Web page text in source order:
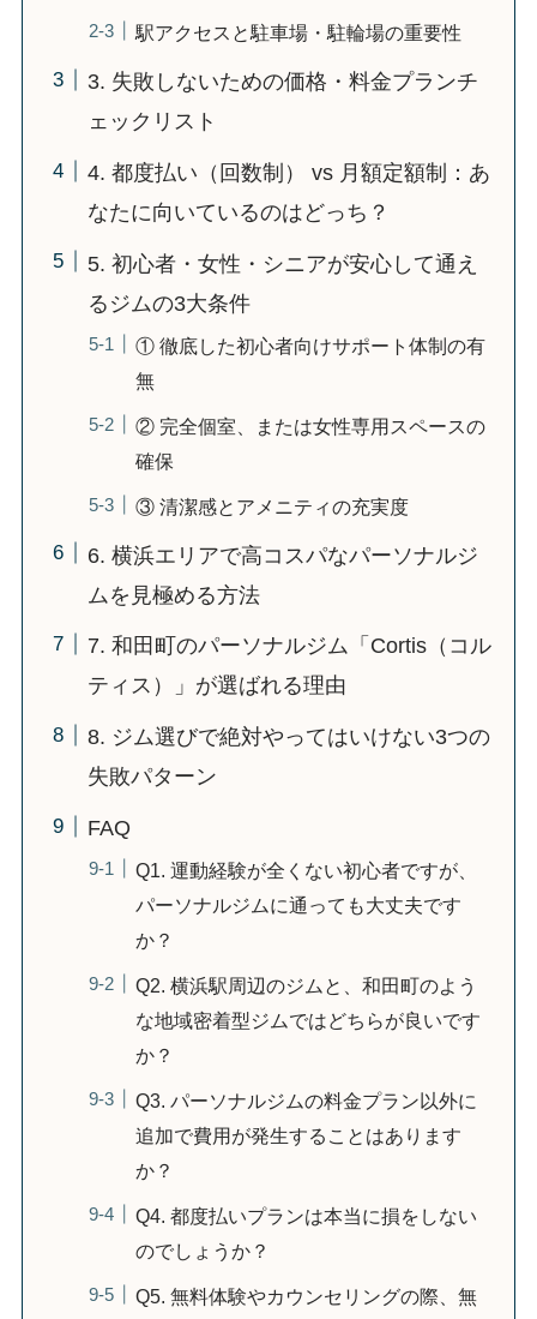
駅アクセスと駐車場・駐輪場の重要性
3. 失敗しないための価格・料金プランチ
ェックリスト
4. 都度払い（回数制） vs 月額定額制：あ
なたに向いているのはどっち？
5. 初心者・女性・シニアが安心して通え
るジムの3大条件
① 徹底した初心者向けサポート体制の有
無
② 完全個室、または女性専用スペースの
確保
③ 清潔感とアメニティの充実度
6. 横浜エリアで高コスパなパーソナルジ
ムを見極める方法
7. 和田町のパーソナルジム「Cortis（コル
ティス）」が選ばれる理由
8. ジム選びで絶対やってはいけない3つの
失敗パターン
FAQ
Q1. 運動経験が全くない初心者ですが、
パーソナルジムに通っても大丈夫です
か？
Q2. 横浜駅周辺のジムと、和田町のよう
な地域密着型ジムではどちらが良いです
か？
Q3. パーソナルジムの料金プラン以外に
追加で費用が発生することはあります
か？
Q4. 都度払いプランは本当に損をしない
のでしょうか？
Q5. 無料体験やカウンセリングの際、無